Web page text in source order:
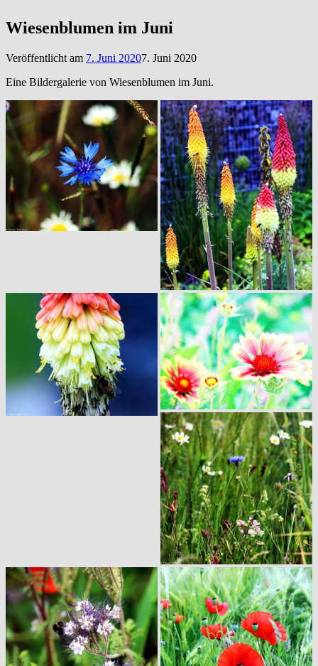
Wiesenblumen im Juni
Veröffentlicht am 7. Juni 20207. Juni 2020
Eine Bildergalerie von Wiesenblumen im Juni.